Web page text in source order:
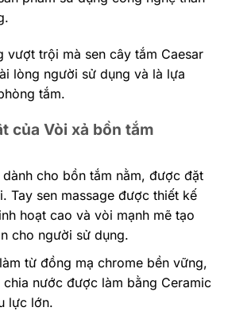
vượt trội mà sen cây tắm Caesar
lòng người sử dụng và là lựa
tắm.
của Vòi xả bồn tắm
cho bồn tắm nằm, được đặt
Tay sen massage được thiết kế
hoạt cao và vòi mạnh mẽ tạo
cho người sử dụng.
từ đồng mạ chrome bền vững,
nước được làm bằng Ceramic
lực lớn.